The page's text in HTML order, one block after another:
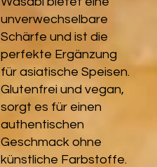
unverwechselbare
Schärfe und ist die
perfekte Ergänzung
für asiatische Speisen.
Glutenfrei und vegan,
sorgt es für einen
authentischen
Geschmack ohne
künstliche Farbstoffe.